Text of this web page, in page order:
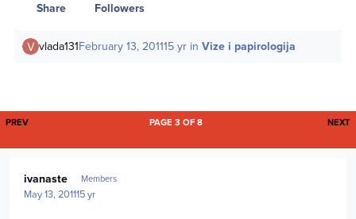
Share Followers
vlada131February 13, 201115 yr inVize i papirologija
FIRST PAGE
PREV NEXT
PAGE 3 OF 8
ivanaste Members
May 13, 201115 yr